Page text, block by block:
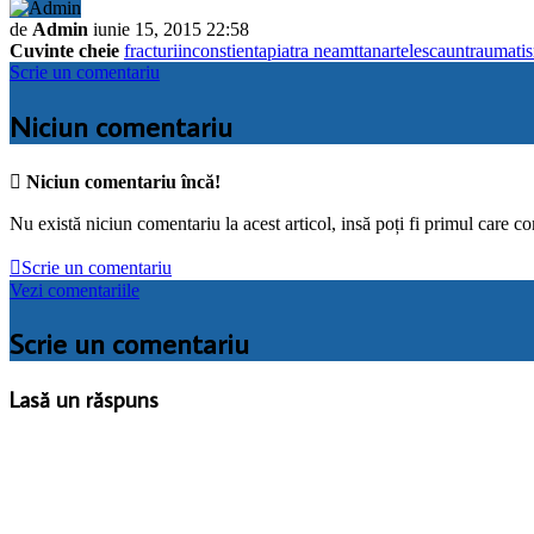
de Admin iunie 15, 2015 22:58
Cuvinte cheie fracturiinconstientapiatra neamttanartelescaun
Scrie un comentariu
Niciun comentariu
 Niciun comentariu încă!
Nu există niciun comentariu la acest articol, insă poți fi primul care
Scrie un comentariu
Vezi comentariile
Scrie un comentariu
Lasă un răspuns